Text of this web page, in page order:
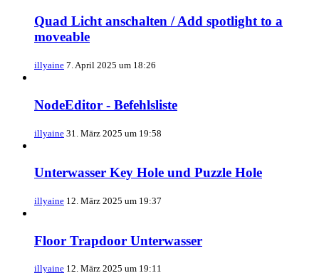
Quad Licht anschalten / Add spotlight to a
moveable
illyaine 7. April 2025 um 18:26
NodeEditor - Befehlsliste
illyaine 31. März 2025 um 19:58
Unterwasser Key Hole und Puzzle Hole
illyaine 12. März 2025 um 19:37
Floor Trapdoor Unterwasser
illyaine 12. März 2025 um 19:11